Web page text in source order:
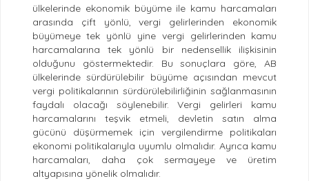
ülkelerinde ekonomik büyüme ile kamu harcamaları
arasında çift yönlü, vergi gelirlerinden ekonomik
büyümeye tek yönlü yine vergi gelirlerinden kamu
harcamalarına tek yönlü bir nedensellik ilişkisinin
olduğunu göstermektedir. Bu sonuçlara göre, AB
ülkelerinde sürdürülebilir büyüme açısından mevcut
vergi politikalarının sürdürülebilirliğinin sağlanmasının
faydalı olacağı söylenebilir. Vergi gelirleri kamu
harcamalarını teşvik etmeli, devletin satın alma
gücünü düşürmemek için vergilendirme politikaları
ekonomi politikalarıyla uyumlu olmalıdır. Ayrıca kamu
harcamaları, daha çok sermayeye ve üretim
altyapısına yönelik olmalıdır.